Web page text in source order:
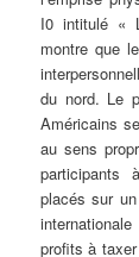
I0 intitulé «
montre que
du nord. Le
Américains
au sens
participants
placés sur
profits à